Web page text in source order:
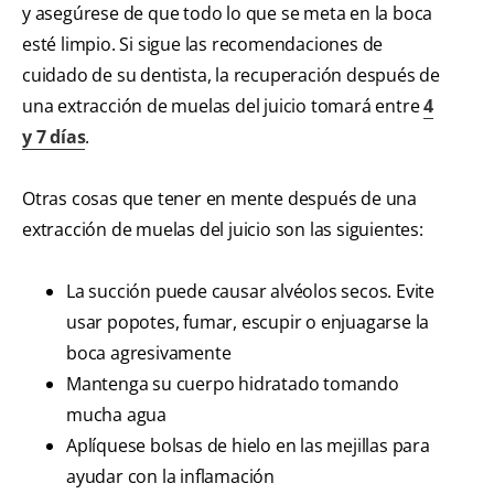
y asegúrese de que todo lo que se meta en la boca
esté limpio. Si sigue las recomendaciones de
cuidado de su dentista, la recuperación después de
una extracción de muelas del juicio tomará entre4
y 7 días.
Otras cosas que tener en mente después de una
extracción de muelas del juicio son las siguientes:
La succión puede causar alvéolos secos. Evite
usar popotes, fumar, escupir o enjuagarse la
boca agresivamente
Mantenga su cuerpo hidratado tomando
mucha agua
Aplíquese bolsas de hielo en las mejillas para
ayudar con la inflamación